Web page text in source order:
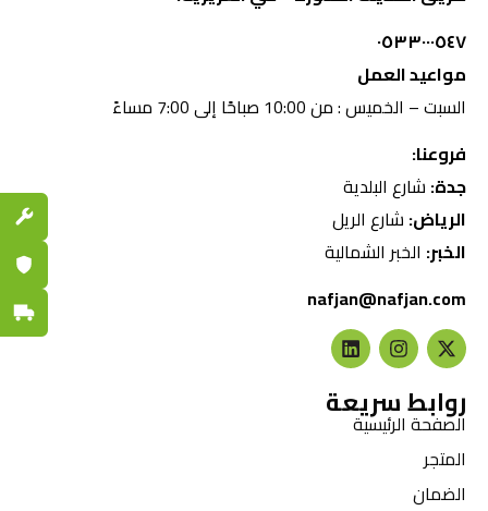
٠٥٣٣٠٠٠٥٤٧
مواعيد العمل
السبت – الخميس : من 10:00 صباحًا إلى 7:00 مساءً
فروعنا:
جدة: شارع البلدية
الرياض: شارع الريل
الخبر: الخبر الشمالية
nafjan@nafjan.com
روابط سريعة
الصفحة الرئيسية
المتجر
الضمان
قطع
ضمان